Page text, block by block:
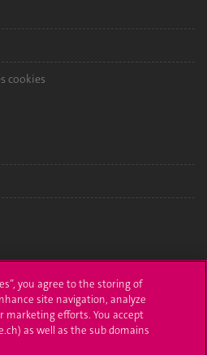
cookies
you agree to the storing of
site navigation, analyze
marketing efforts. You accept
as well as the sub domains